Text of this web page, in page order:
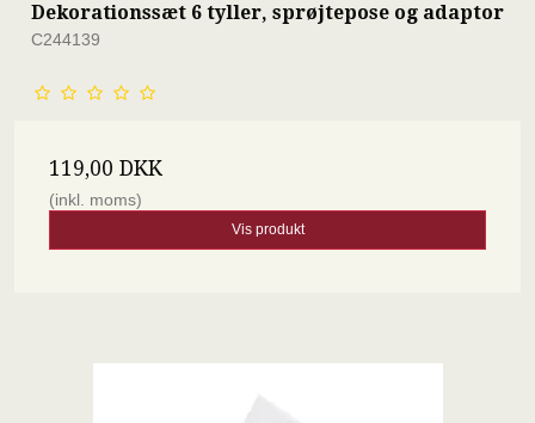
Dekorationssæt 6 tyller, sprøjtepose og adaptor
C244139
119,00 DKK
(inkl. moms)
Vis produkt